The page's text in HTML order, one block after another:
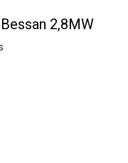
2,8MW